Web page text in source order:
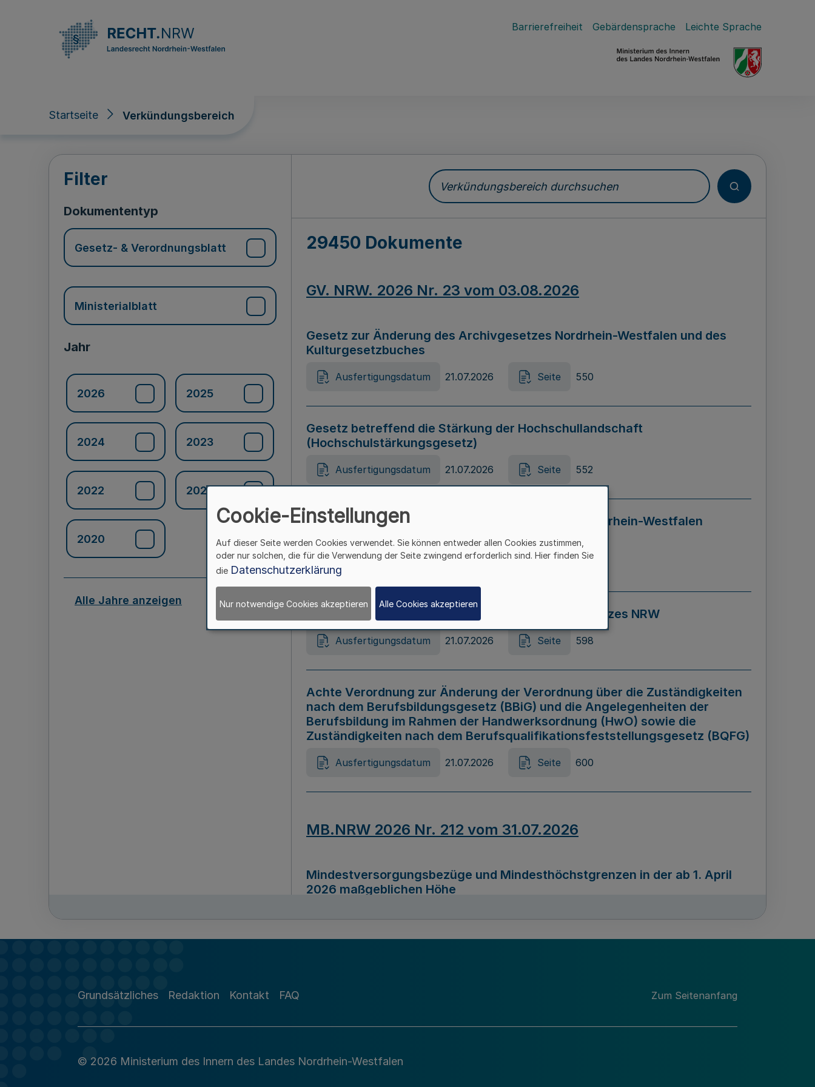
Barrierefreiheit Gebärdensprache Leichte Sprache
Startseite Verkündungsbereich
Verkündungsbereich
Filter
Dokumententyp
Gesetz- & Verordnungsblatt
Ministerialblatt
Jahr
2026 2025
2024 2023
2022 2021
2020
Alle Jahre anzeigen
Verkündungsbereich durchsuchen
29450 Dokumente
GV. NRW. 2026 Nr. 23 vom 03.08.2026
Gesetz zur Änderung des Archivgesetzes Nordrhein-Westfalen und des
Kulturgesetzbuches
Ausfertigungsdatum 21.07.2026 Seite 550
Gesetz betreffend die Stärkung der Hochschullandschaft
(Hochschulstärkungsgesetz)
Ausfertigungsdatum 21.07.2026 Seite 552
Gesetz zur Vermeidung von Diskriminierung in Nordrhein-Westfalen
(Landesantidiskriminierungsgesetz – LADG NRW)
Ausfertigungsdatum 21.07.2026 Seite 595
Gesetz zur Änderung des Online-Casinospiel Gesetzes NRW
Ausfertigungsdatum 21.07.2026 Seite 598
Achte Verordnung zur Änderung der Verordnung über die Zuständigkeiten
nach dem Berufsbildungsgesetz (BBiG) und die Angelegenheiten der
Berufsbildung im Rahmen der Handwerksordnung (HwO) sowie die
Zuständigkeiten nach dem Berufsqualifikationsfeststellungsgesetz (BQFG)
Ausfertigungsdatum 21.07.2026 Seite 600
MB.NRW 2026 Nr. 212 vom 31.07.2026
Mindestversorgungsbezüge und Mindesthöchstgrenzen in der ab 1. April
2026 maßgeblichen Höhe
Richtlinie zur Durchführung des Förderprogramms „Mittelstand Innovativ &
Grundsätzliches Redaktion Kontakt FAQ Zum Seitenanfang
© 2026 Ministerium des Innern des Landes Nordrhein-Westfalen
Cookie-Einstellungen
Auf dieser Seite werden Cookies verwendet. Sie können entweder allen Cookies zustimmen,
oder nur solchen, die für die Verwendung der Seite zwingend erforderlich sind. Hier finden Sie
die Datenschutzerklärung
Nur notwendige Cookies akzeptieren Alle Cookies akzeptieren